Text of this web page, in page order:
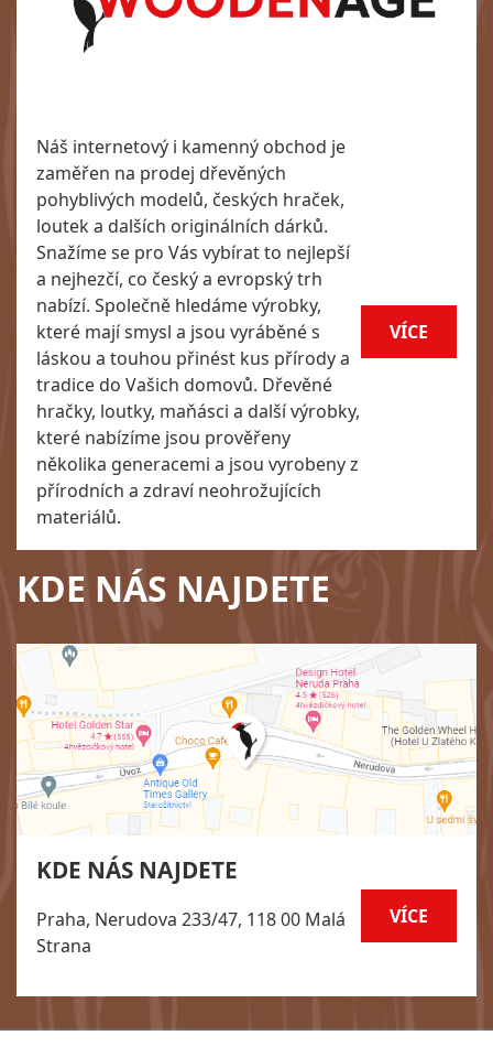
Náš internetový i kamenný obchod je
zaměřen na prodej dřevěných
pohyblivých modelů, českých hraček,
loutek a dalších originálních dárků.
Snažíme se pro Vás vybírat to nejlepší
a nejhezčí, co český a evropský trh
nabízí. Společně hledáme výrobky,
které mají smysl a jsou vyráběné s
láskou a touhou přinést kus přírody a
tradice do Vašich domovů. Dřevěné
hračky, loutky, maňásci a další výrobky,
které nabízíme jsou prověřeny
několika generacemi a jsou vyrobeny z
přírodních a zdraví neohrožujících
materiálů.
VÍCE
KDE NÁS NAJDETE
KDE NÁS NAJDETE
Praha, Nerudova 233/47, 118 00 Malá
Strana
VÍCE